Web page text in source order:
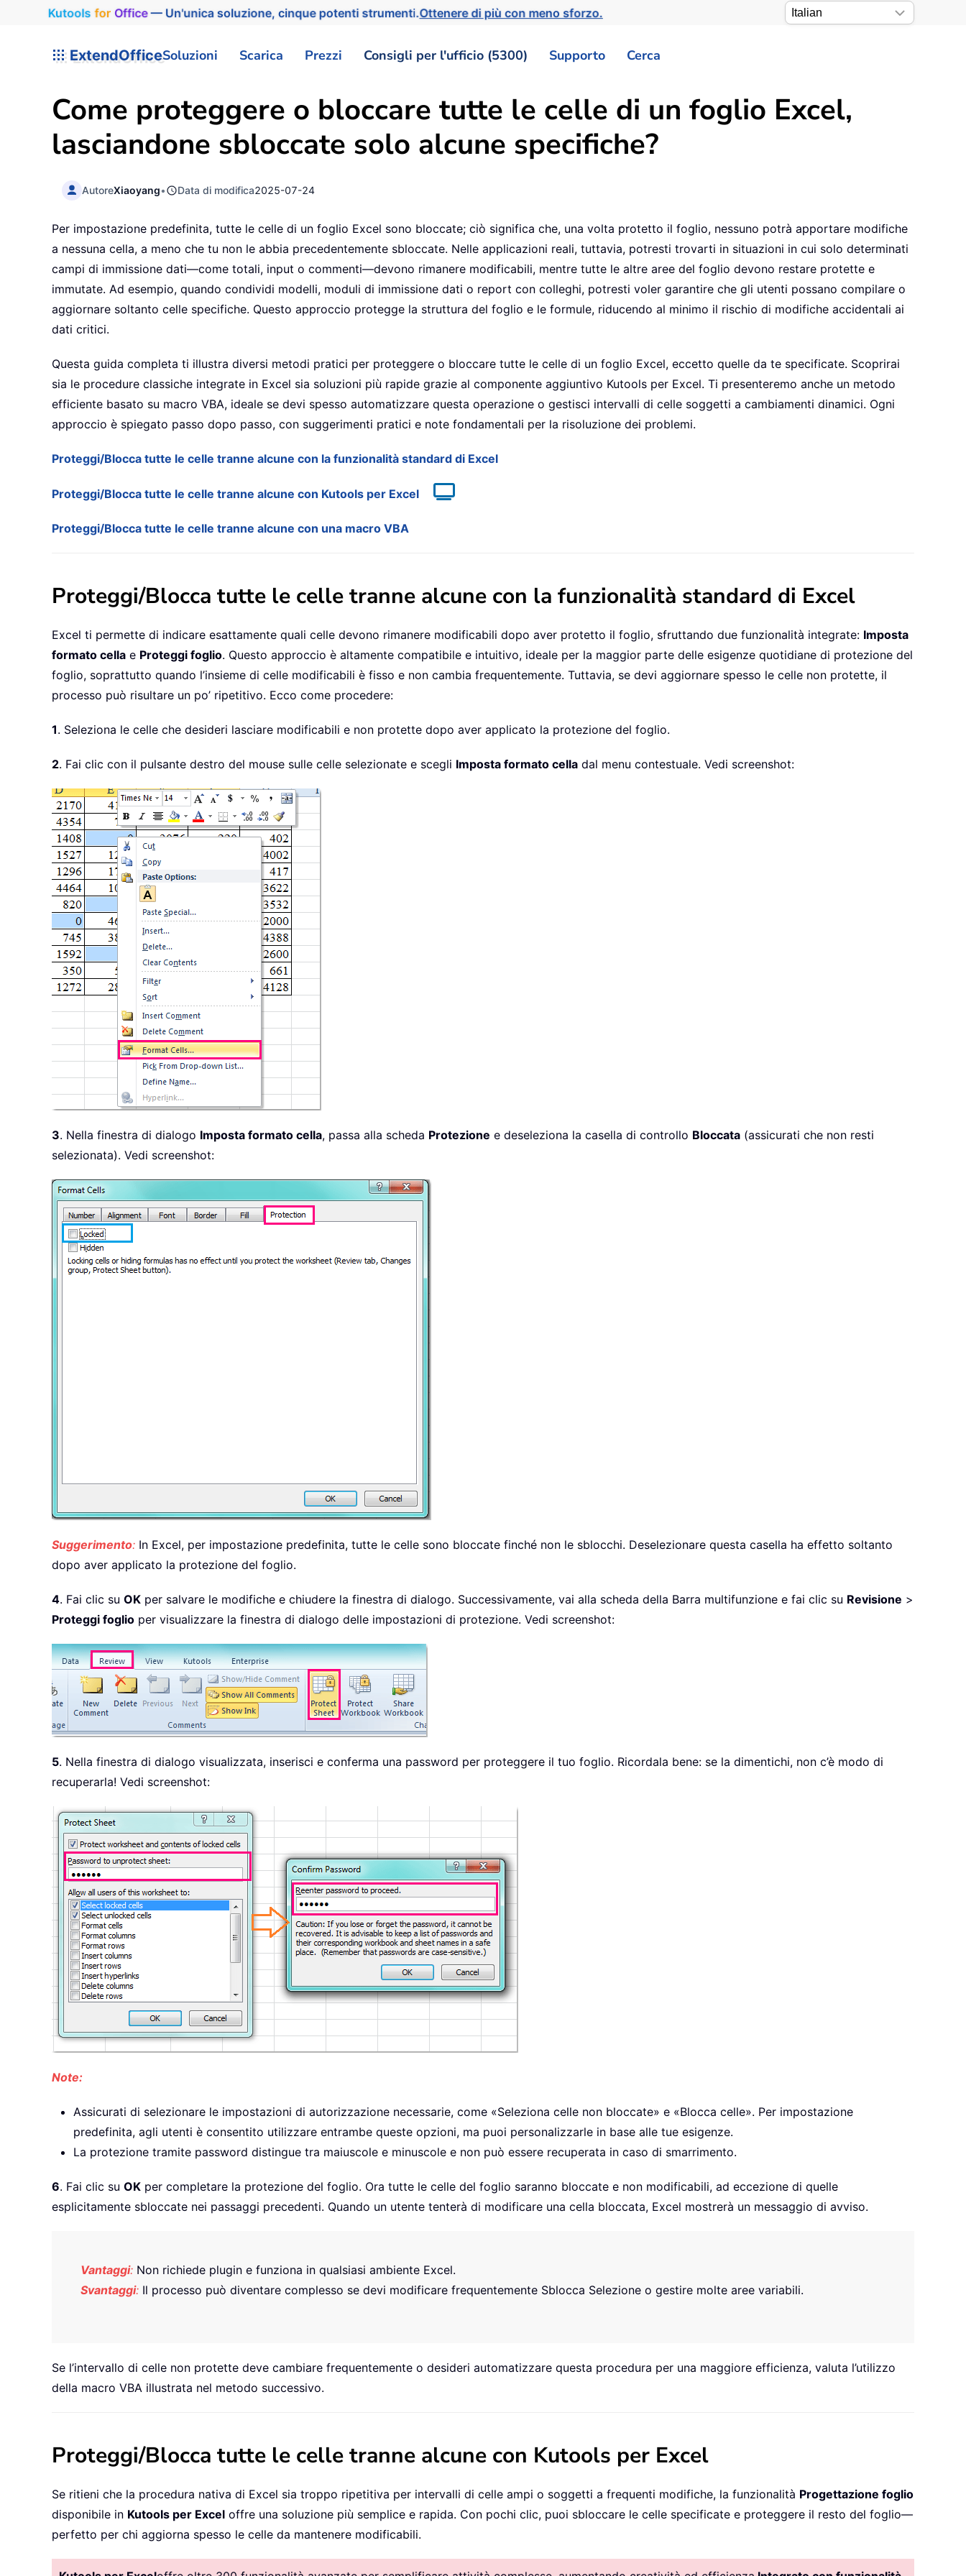
Kutools for Office— Un'unica soluzione, cinque potenti strumenti.Ottenere di più con meno sforzo.
ExtendOfficeSoluzioni Scarica Prezzi Consigli per l'ufficio (5300) Supporto Cerca
Come proteggere o bloccare tutte le celle di un foglio Excel,
lasciandone sbloccate solo alcune specifiche?
AutoreXiaoyang• Data di modifica2025-07-24
Per impostazione predefinita, tutte le celle di un foglio Excel sono bloccate; ciò significa che, una volta protetto il foglio, nessuno potrà apportare modifiche
a nessuna cella, a meno che tu non le abbia precedentemente sbloccate. Nelle applicazioni reali, tuttavia, potresti trovarti in situazioni in cui solo determinati
campi di immissione dati—come totali, input o commenti—devono rimanere modificabili, mentre tutte le altre aree del foglio devono restare protette e
immutate. Ad esempio, quando condividi modelli, moduli di immissione dati o report con colleghi, potresti voler garantire che gli utenti possano compilare o
aggiornare soltanto celle specifiche. Questo approccio protegge la struttura del foglio e le formule, riducendo al minimo il rischio di modifiche accidentali ai
dati critici.
Questa guida completa ti illustra diversi metodi pratici per proteggere o bloccare tutte le celle di un foglio Excel, eccetto quelle da te specificate. Scoprirai
sia le procedure classiche integrate in Excel sia soluzioni più rapide grazie al componente aggiuntivo Kutools per Excel. Ti presenteremo anche un metodo
efficiente basato su macro VBA, ideale se devi spesso automatizzare questa operazione o gestisci intervalli di celle soggetti a cambiamenti dinamici. Ogni
approccio è spiegato passo dopo passo, con suggerimenti pratici e note fondamentali per la risoluzione dei problemi.
Proteggi/Blocca tutte le celle tranne alcune con la funzionalità standard di Excel
Proteggi/Blocca tutte le celle tranne alcune con Kutools per Excel
Proteggi/Blocca tutte le celle tranne alcune con una macro VBA
Proteggi/Blocca tutte le celle tranne alcune con la funzionalità standard di Excel
Excel ti permette di indicare esattamente quali celle devono rimanere modificabili dopo aver protetto il foglio, sfruttando due funzionalità integrate: Imposta
formato cella e Proteggi foglio. Questo approccio è altamente compatibile e intuitivo, ideale per la maggior parte delle esigenze quotidiane di protezione del
foglio, soprattutto quando l’insieme di celle modificabili è fisso e non cambia frequentemente. Tuttavia, se devi aggiornare spesso le celle non protette, il
processo può risultare un po’ ripetitivo. Ecco come procedere:
1. Seleziona le celle che desideri lasciare modificabili e non protette dopo aver applicato la protezione del foglio.
2. Fai clic con il pulsante destro del mouse sulle celle selezionate e scegli Imposta formato cella dal menu contestuale. Vedi screenshot:
3. Nella finestra di dialogo Imposta formato cella, passa alla scheda Protezione e deseleziona la casella di controllo Bloccata (assicurati che non resti
selezionata). Vedi screenshot:
Suggerimento: In Excel, per impostazione predefinita, tutte le celle sono bloccate finché non le sblocchi. Deselezionare questa casella ha effetto soltanto
dopo aver applicato la protezione del foglio.
4. Fai clic su OK per salvare le modifiche e chiudere la finestra di dialogo. Successivamente, vai alla scheda della Barra multifunzione e fai clic su Revisione >
Proteggi foglio per visualizzare la finestra di dialogo delle impostazioni di protezione. Vedi screenshot:
5. Nella finestra di dialogo visualizzata, inserisci e conferma una password per proteggere il tuo foglio. Ricordala bene: se la dimentichi, non c’è modo di
recuperarla! Vedi screenshot:
Note:
Assicurati di selezionare le impostazioni di autorizzazione necessarie, come «Seleziona celle non bloccate» e «Blocca celle». Per impostazione
predefinita, agli utenti è consentito utilizzare entrambe queste opzioni, ma puoi personalizzarle in base alle tue esigenze.
La protezione tramite password distingue tra maiuscole e minuscole e non può essere recuperata in caso di smarrimento.
6. Fai clic su OK per completare la protezione del foglio. Ora tutte le celle del foglio saranno bloccate e non modificabili, ad eccezione di quelle
esplicitamente sbloccate nei passaggi precedenti. Quando un utente tenterà di modificare una cella bloccata, Excel mostrerà un messaggio di avviso.
Vantaggi: Non richiede plugin e funziona in qualsiasi ambiente Excel.
Svantaggi: Il processo può diventare complesso se devi modificare frequentemente Sblocca Selezione o gestire molte aree variabili.
Se l’intervallo di celle non protette deve cambiare frequentemente o desideri automatizzare questa procedura per una maggiore efficienza, valuta l’utilizzo
della macro VBA illustrata nel metodo successivo.
Proteggi/Blocca tutte le celle tranne alcune con Kutools per Excel
Se ritieni che la procedura nativa di Excel sia troppo ripetitiva per intervalli di celle ampi o soggetti a frequenti modifiche, la funzionalità Progettazione foglio
disponibile in Kutools per Excel offre una soluzione più semplice e rapida. Con pochi clic, puoi sbloccare le celle specificate e proteggere il resto del foglio—
perfetto per chi aggiorna spesso le celle da mantenere modificabili.